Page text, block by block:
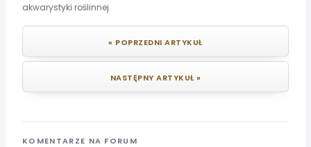
akwarystyki roślinnej.
« POPRZEDNI ARTYKUŁ
NASTĘPNY ARTYKUŁ »
KOMENTARZE NA FORUM